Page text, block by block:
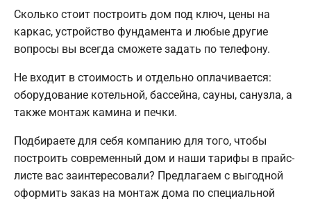
Сколько стоит построить дом под ключ, цены на
каркас, устройство фундамента и любые другие
вопросы вы всегда сможете задать по телефону.
Не входит в стоимость и отдельно оплачивается:
оборудование котельной, бассейна, сауны, санузла, а
также монтаж камина и печки.
Подбираете для себя компанию для того, чтобы
построить современный дом и наши тарифы в прайс-
листе вас заинтересовали? Предлагаем с выгодной
оформить заказ на монтаж дома по специальной